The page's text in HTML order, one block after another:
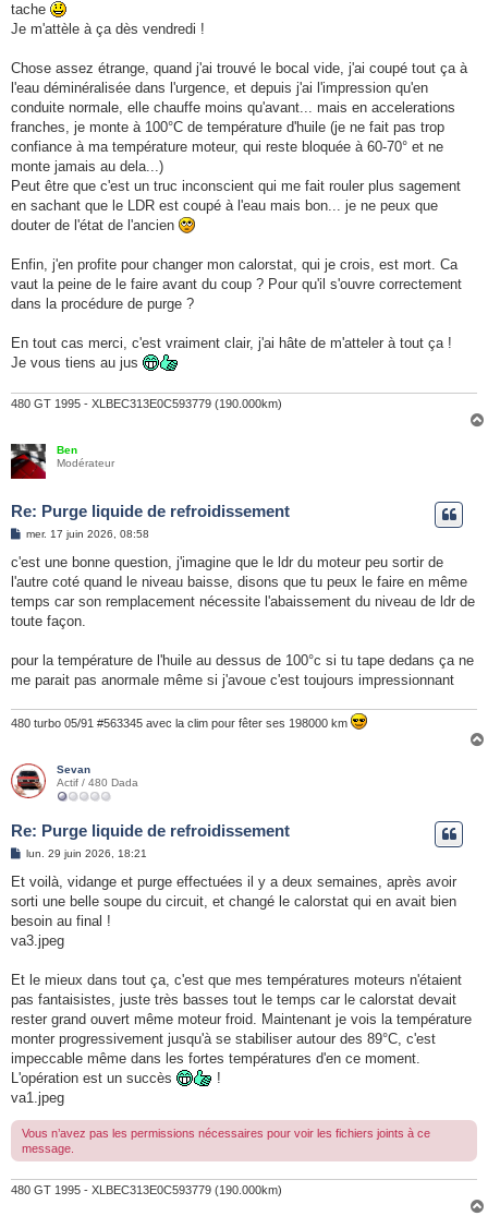
a
g
tache
Je m'attèle à ça dès vendredi !
Chose assez étrange, quand j'ai trouvé le bocal vide, j'ai coupé tout ça à
l'eau déminéralisée dans l'urgence, et depuis j'ai l'impression qu'en
conduite normale, elle chauffe moins qu'avant... mais en accelerations
franches, je monte à 100°C de température d'huile (je ne fait pas trop
confiance à ma température moteur, qui reste bloquée à 60-70° et ne
monte jamais au dela...)
Peut être que c'est un truc inconscient qui me fait rouler plus sagement
en sachant que le LDR est coupé à l'eau mais bon... je ne peux que
douter de l'état de l'ancien
Enfin, j'en profite pour changer mon calorstat, qui je crois, est mort. Ca
vaut la peine de le faire avant du coup ? Pour qu'il s'ouvre correctement
dans la procédure de purge ?
En tout cas merci, c'est vraiment clair, j'ai hâte de m'atteler à tout ça !
Je vous tiens au jus
480 GT 1995 - XLBEC313E0C593779 (190.000km)
Ben
Modérateur
Re: Purge liquide de refroidissement
M
s
a
g
mer. 17 juin 2026, 08:58
c'est une bonne question, j'imagine que le ldr du moteur peu sortir de
l'autre coté quand le niveau baisse, disons que tu peux le faire en même
temps car son remplacement nécessite l'abaissement du niveau de ldr de
toute façon.
pour la température de l'huile au dessus de 100°c si tu tape dedans ça ne
me parait pas anormale même si j'avoue c'est toujours impressionnant
480 turbo 05/91 #563345 avec la clim pour fêter ses 198000 km
Sevan
Actif / 480 Dada
Re: Purge liquide de refroidissement
M
s
a
g
lun. 29 juin 2026, 18:21
Et voilà, vidange et purge effectuées il y a deux semaines, après avoir
sorti une belle soupe du circuit, et changé le calorstat qui en avait bien
besoin au final !
va3.jpeg
Et le mieux dans tout ça, c'est que mes températures moteurs n'étaient
pas fantaisistes, juste très basses tout le temps car le calorstat devait
rester grand ouvert même moteur froid. Maintenant je vois la température
monter progressivement jusqu'à se stabiliser autour des 89°C, c'est
impeccable même dans les fortes températures d'en ce moment.
L'opération est un succès
!
va1.jpeg
Vous n’avez pas les permissions nécessaires pour voir les fichiers joints à ce
message.
480 GT 1995 - XLBEC313E0C593779 (190.000km)